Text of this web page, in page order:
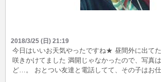
2018/3/25 (日) 21:19
今日はいいお天気やったですね★ 昼間外に出て
咲きかけてました 満開じゃなかったので、写真
ど…。 おとつい友達と電話してて、その子はお